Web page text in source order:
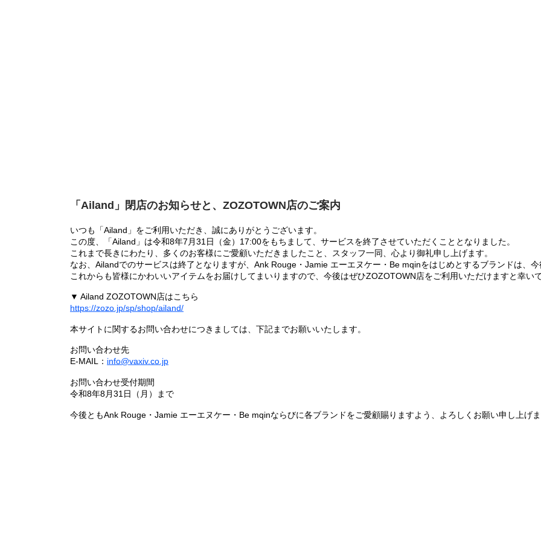
「Ailand」閉店のお知らせと、ZOZOTOWN店のご案内
いつも「Ailand」をご利用いただき、誠にありがとうございます。
この度、「Ailand」は令和8年7月31日（金）17:00をもちまして、サービスを終了させていただくこととなりました。
これまで長きにわたり、多くのお客様にご愛顧いただきましたこと、スタッフ一同、心より御礼申し上げます。
なお、Ailandでのサービスは終了となりますが、Ank Rouge・Jamie エーエヌケー・Be mqinをはじめとするブランドは、
これからも皆様にかわいいアイテムをお届けしてまいりますので、今後はぜひZOZOTOWN店をご利用いただけますと幸いで
▼ Ailand ZOZOTOWN店はこちら
https://zozo.jp/sp/shop/ailand/
本サイトに関するお問い合わせにつきましては、下記までお願いいたします。
お問い合わせ先
E-MAIL： info@vaxiv.co.jp
お問い合わせ受付期間
令和8年8月31日（月）まで
今後ともAnk Rouge・Jamie エーエヌケー・Be mqinならびに各ブランドをご愛顧賜りますよう、よろしくお願い申し上げま